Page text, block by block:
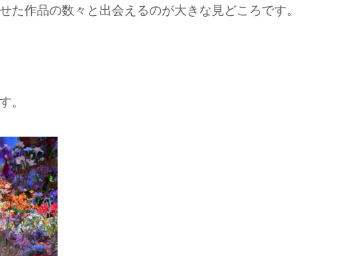
た作品の数々と出会えるのが大きな見どころです。
。